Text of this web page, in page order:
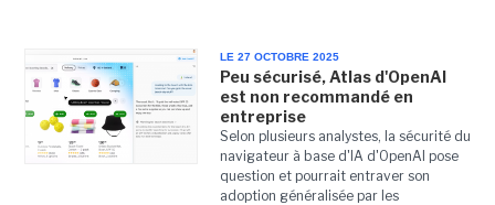
LE 27 OCTOBRE 2025
Peu sécurisé, Atlas d'OpenAI
est non recommandé en
entreprise
Selon plusieurs analystes, la sécurité du
navigateur à base d'IA d'OpenAI pose
question et pourrait entraver son
adoption généralisée par les